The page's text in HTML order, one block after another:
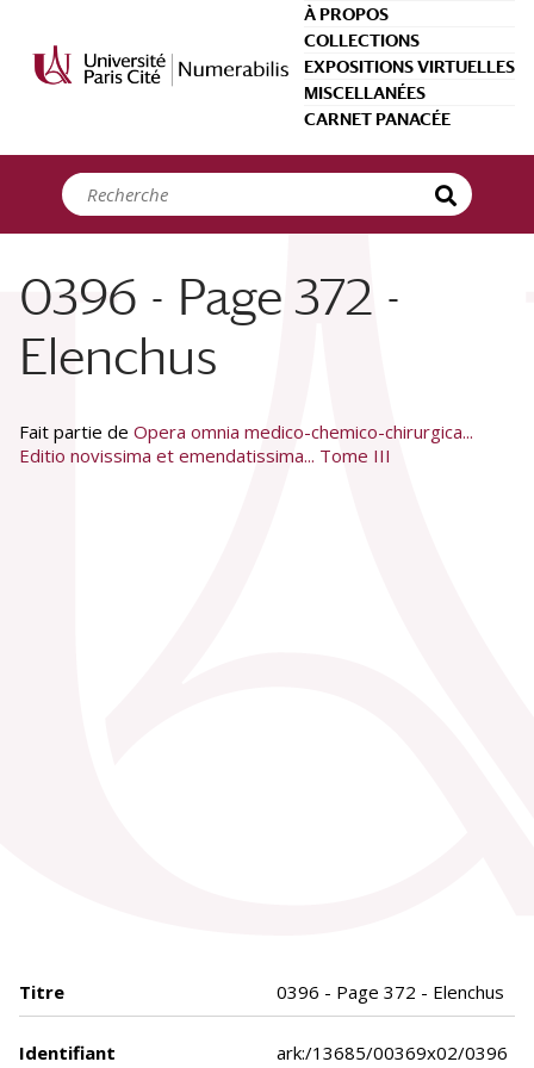
À PROPOS
COLLECTIONS
EXPOSITIONS VIRTUELLES
MISCELLANÉES
CARNET PANACÉE
0396 - Page 372 -
Elenchus
Fait partie de Opera omnia medico-chemico-chirurgica...
Editio novissima et emendatissima... Tome III
Titre 0396 - Page 372 - Elenchus
Identifiant ark:/13685/00369x02/0396